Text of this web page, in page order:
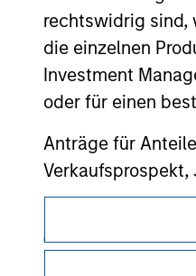
rechtswidrig sind,
die einzelnen
Investment
oder für einen
Anträge für
Die auf der
(das hierbei alle
dieser
Nutzer müssen die